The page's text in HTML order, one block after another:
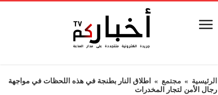
الرئيسية » مجتمع »
اطلاق النار بطنجة في هذه اللحظات في مواجهة
رجال الأمن لتجار المخدرات